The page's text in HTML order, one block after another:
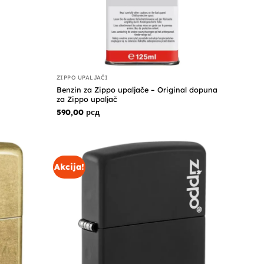
ZIPPO UPALJAČI
Benzin za Zippo upaljače – Original dopuna
za Zippo upaljač
590,00 рсд
Akcija!